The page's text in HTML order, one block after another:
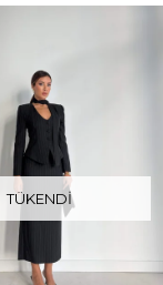
TÜKENDI